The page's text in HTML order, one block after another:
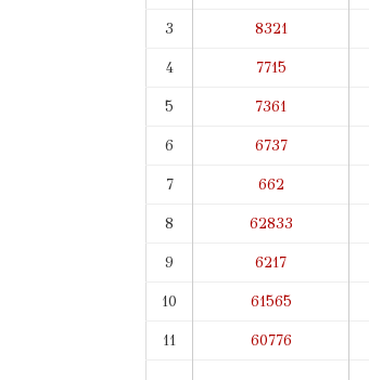
3 8321
4 7715
5 7361
6 6737
7 662
8 62833
9 6217
10 61565
11 60776